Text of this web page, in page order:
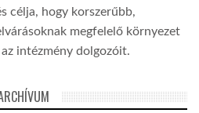
célja, hogy korszerűbb,
megfelelő környezet
intézmény dolgozóit.